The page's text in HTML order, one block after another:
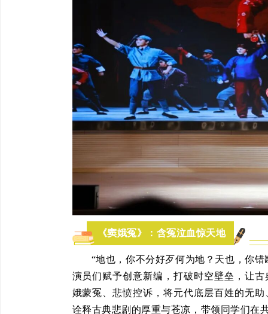
《窦娥冤》：含冤泣血惊天地
“地也，你不分好歹何为地？天也，你
演员们赋予创意新编，打破时空壁垒，让
娥蒙冤、悲愤控诉，将元代底层百姓的无
诠释古典悲剧的厚重与苍凉，带领同学们在